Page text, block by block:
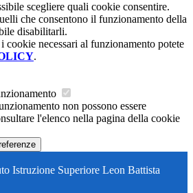
scegliere quali cookie consentire.
che consentono il funzionamento della
disabilitarli.
cookie necessari al funzionamento potete
.
non possono essere
l'elenco nella pagina della cookie
Istruzione Superiore Leon Battista